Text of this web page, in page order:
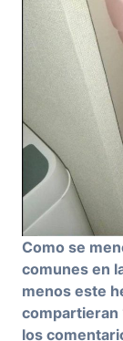
Como se
comunes en
menos este
compartieran
los